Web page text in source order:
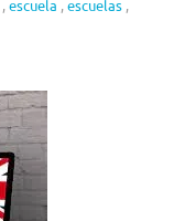
,escuela ,escuelas ,